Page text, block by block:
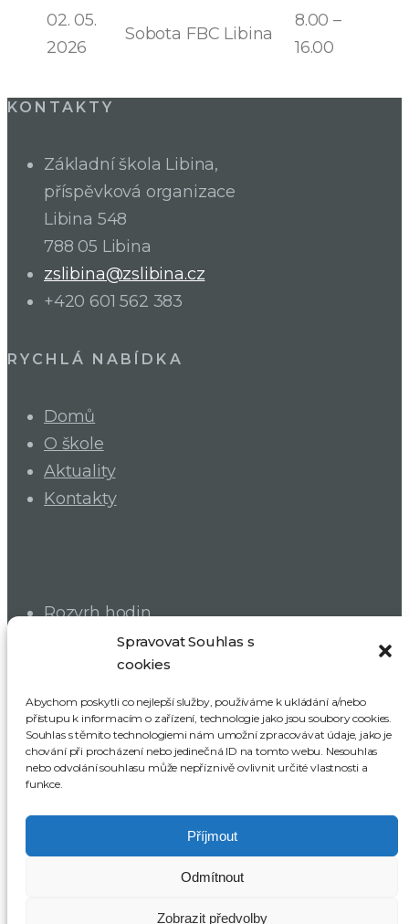
Spravovat Souhlas s
cookies
Abychom poskytli co nejlepší služby, používáme k ukládání a/nebo
přístupu k informacím o zařízení, technologie jako jsou soubory cookies.
Souhlas s těmito technologiemi nám umožní zpracovávat údaje, jako je
chování při procházení nebo jedinečná ID na tomto webu. Nesouhlas
nebo odvolání souhlasu může nepříznivě ovlivnit určité vlastnosti a
funkce.
Příjmout
Odmítnout
Zobrazit předvolby
02. 05.
2026
Sobota FBC Libina
8.00 –
16.00
KONTAKTY
Základní škola Libina,
příspěvková organizace
Libina 548
788 05 Libina
zslibina@zslibina.cz
+420 601 562 383
RYCHLÁ NABÍDKA
Domů
O škole
Aktuality
Kontakty
Rozvrh hodin
Dokumenty školy
Školská rada
SRPDŠ
ODBĚR NOVINEK
Celkem návštěv:499 895